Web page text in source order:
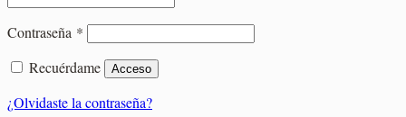
Contraseña * Obligatorio
Recuérdame
Acceso
¿Olvidaste la contraseña?